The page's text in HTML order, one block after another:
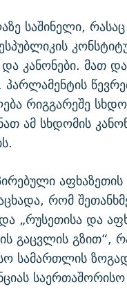
საშინელი,
და კანონები. მათ
რიგგარეშე
ამ სხდომის
რომ
„რუსეთისა და
გაცვლის გზით“,
სამართლის